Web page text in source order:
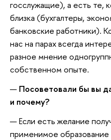
госслужащие), а есть те,
близка (бухгалтеры,
банковские работники).
нас на парах всегда
разное мнение
собственном опыте.
Посоветовали бы вы
и почему?
Если есть желание
применимое